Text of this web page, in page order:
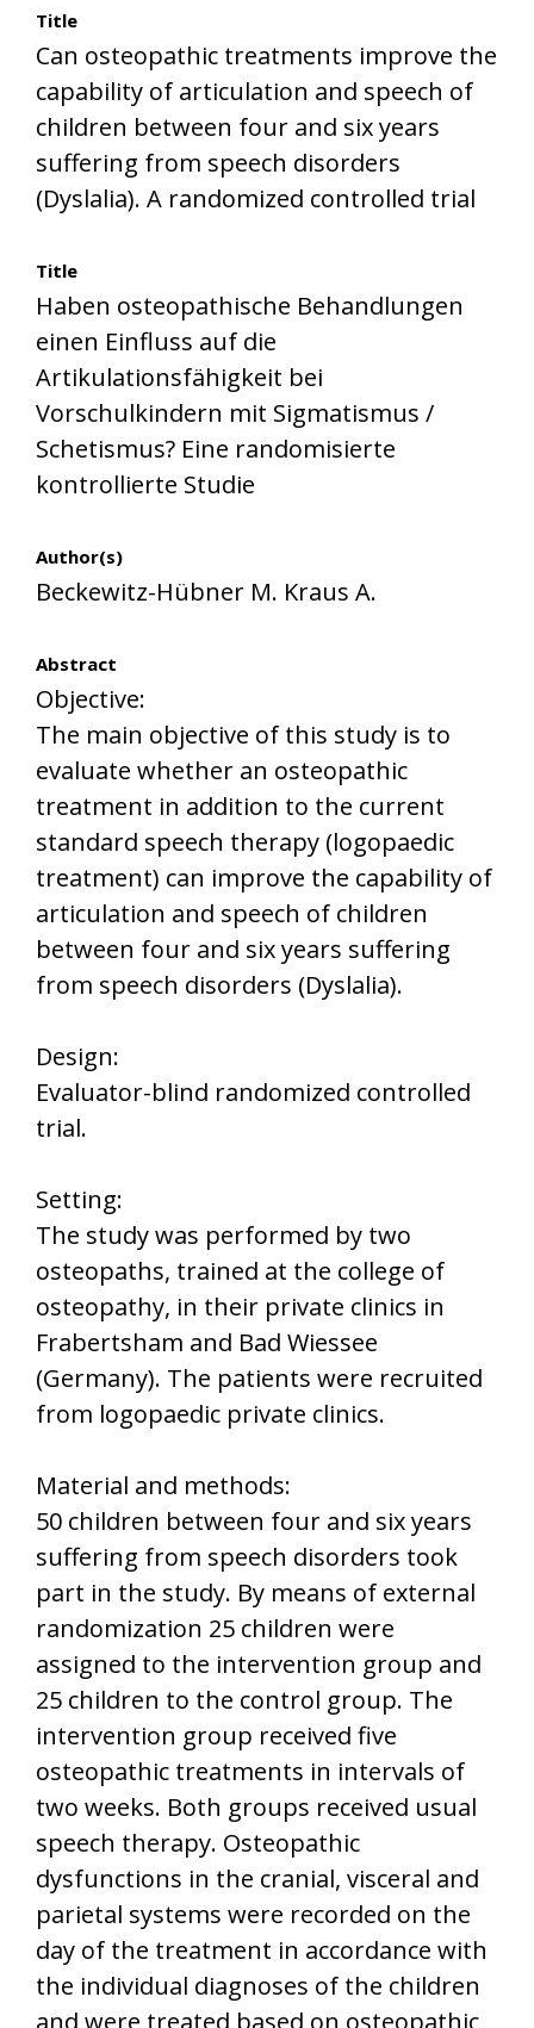
Title
Can osteopathic treatments improve the
capability of articulation and speech of
children between four and six years
suffering from speech disorders
(Dyslalia). A randomized controlled trial
Title
Haben osteopathische Behandlungen
einen Einfluss auf die
Artikulationsfähigkeit bei
Vorschulkindern mit Sigmatismus /
Schetismus? Eine randomisierte
kontrollierte Studie
Author(s)
Beckewitz-Hübner M. Kraus A.
Abstract
Objective:
The main objective of this study is to
evaluate whether an osteopathic
treatment in addition to the current
standard speech therapy (logopaedic
treatment) can improve the capability of
articulation and speech of children
between four and six years suffering
from speech disorders (Dyslalia).
Design:
Evaluator-blind randomized controlled
trial.
Setting:
The study was performed by two
osteopaths, trained at the college of
osteopathy, in their private clinics in
Frabertsham and Bad Wiessee
(Germany). The patients were recruited
from logopaedic private clinics.
Material and methods:
50 children between four and six years
suffering from speech disorders took
part in the study. By means of external
randomization 25 children were
assigned to the intervention group and
25 children to the control group. The
intervention group received five
osteopathic treatments in intervals of
two weeks. Both groups received usual
speech therapy. Osteopathic
dysfunctions in the cranial, visceral and
parietal systems were recorded on the
day of the treatment in accordance with
the individual diagnoses of the children
and were treated based on osteopathic